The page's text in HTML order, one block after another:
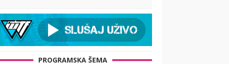
je samo - ko će im uopšte
ostati za ovakvu l
PROGRAMSKA ŠEMA